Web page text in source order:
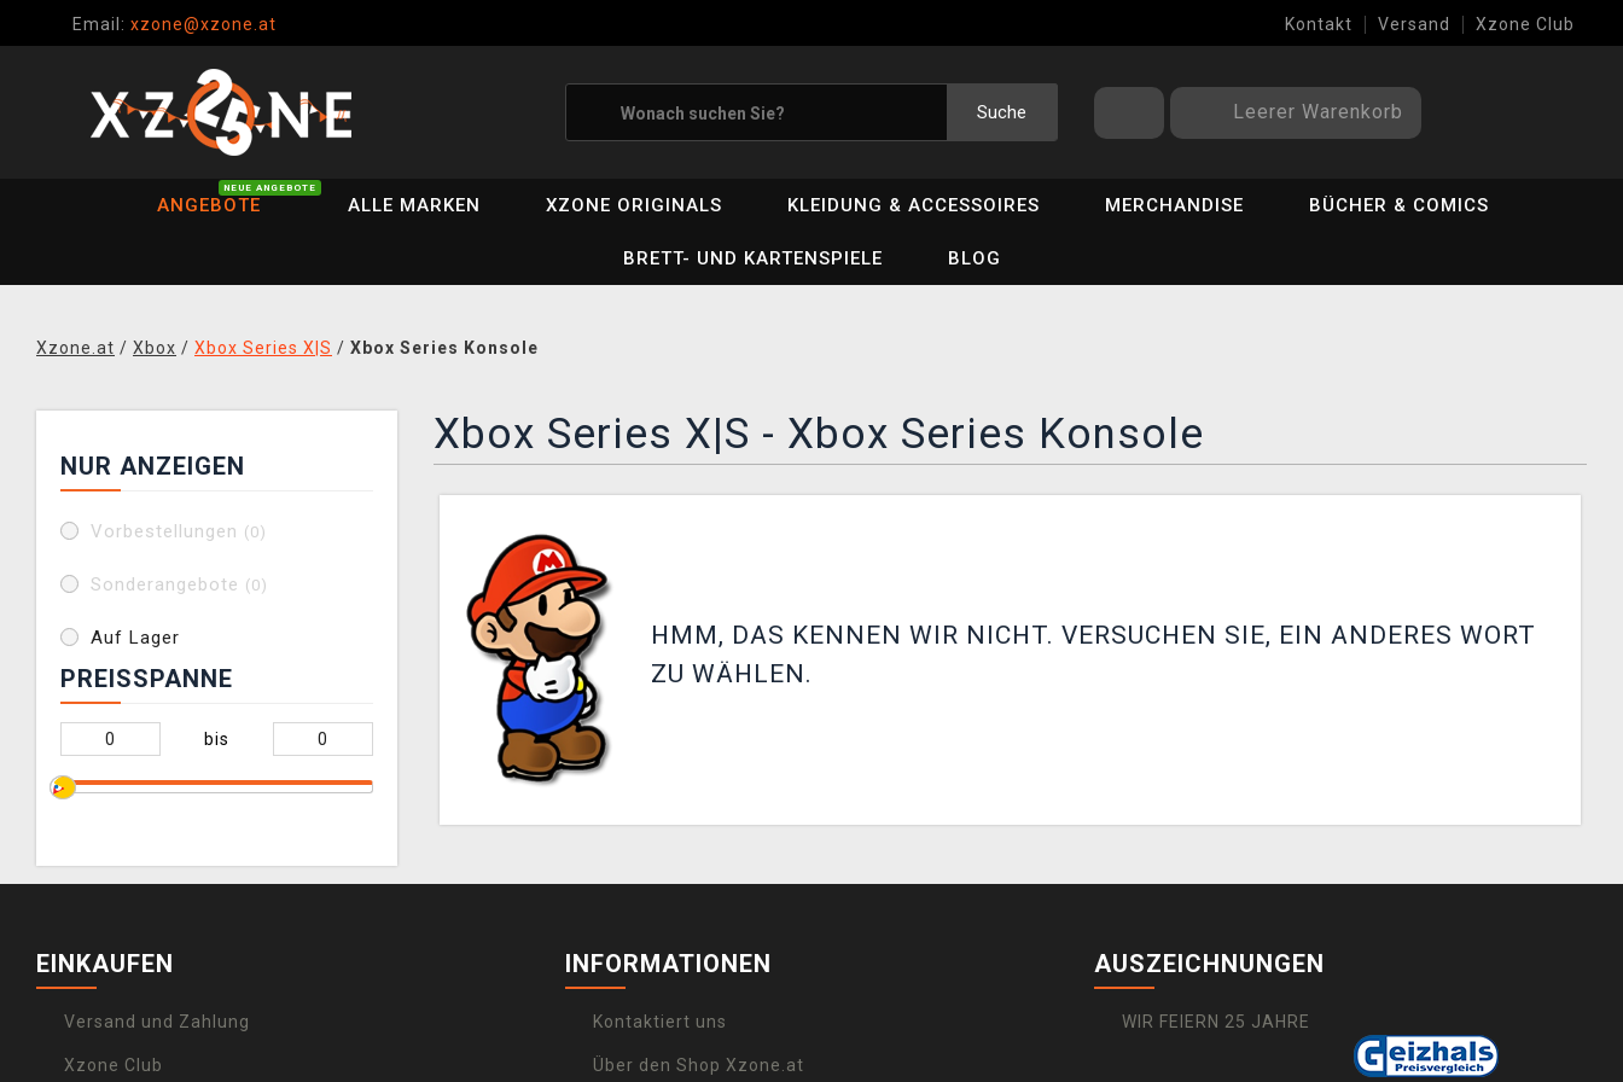
Email: xzone@xzone.at Kontakt Versand Xzone Club
Suche Leerer Warenkorb
ANGEBOTE
NEUE ANGEBOTE
ALLE MARKEN XZONE ORIGINALS KLEIDUNG & ACCESSOIRES MERCHANDISE BÜCHER & COMICS
BRETT- UND KARTENSPIELE BLOG
Xzone.at / Xbox / Xbox Series X|S / Xbox Series Konsole
NUR ANZEIGEN
Vorbestellungen (0)
Sonderangebote (0)
Auf Lager
PREISSPANNE
bis
Xbox Series X|S - Xbox Series Konsole
HMM, DAS KENNEN WIR NICHT. VERSUCHEN SIE, EIN ANDERES WORT
ZU WÄHLEN.
EINKAUFEN
Versand und Zahlung
Xzone Club
INFORMATIONEN
Kontaktiert uns
Über den Shop Xzone.at
AUSZEICHNUNGEN
WIR FEIERN 25 JAHRE